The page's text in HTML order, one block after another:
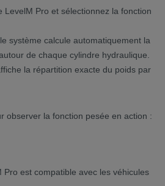
LevelM Pro et sélectionnez la fonction
système calcule automatiquement la
de chaque cylindre hydraulique.
la répartition exacte du poids par
observer la fonction pesée en action :
Pro est compatible avec les véhicules